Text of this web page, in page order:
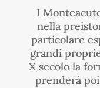
I
nella
particolare
grandi
X secolo la
prenderà